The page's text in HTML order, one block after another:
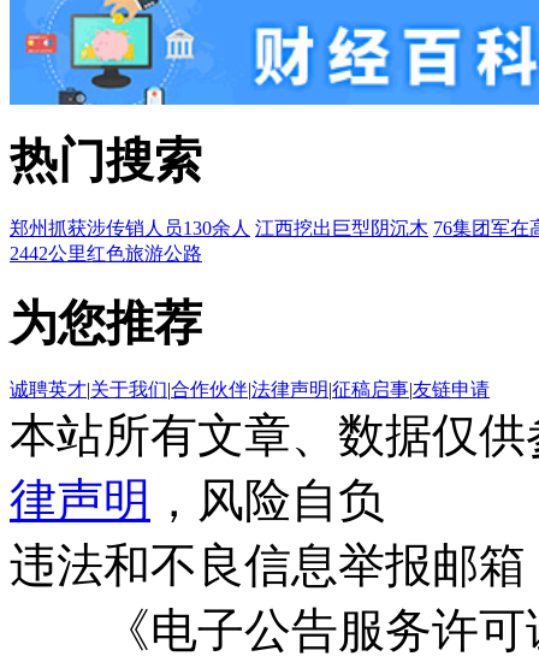
热门搜索
郑州抓获涉传销人员130余人 江西挖出巨型阴沉木 76集团军在
2442公里红色旅游公路
为您推荐
诚聘英才|关于我们|合作伙伴|法律声明|征稿启事|友链申请
本站所有文章、数据仅
律声明 ，风险自负
违法和不良信息举报邮箱
《电子公告服务许可